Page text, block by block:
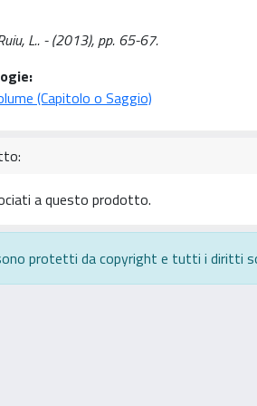
L.. - (2013), pp. 65-67.
(Capitolo o Saggio)
a questo prodotto.
protetti da copyright e tutti i diritti